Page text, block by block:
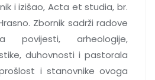
i izišao, Acta et studia, br.
Zbornik sadrži radove
arheologije,
duhovnosti i pastorala
i stanovnike ovoga